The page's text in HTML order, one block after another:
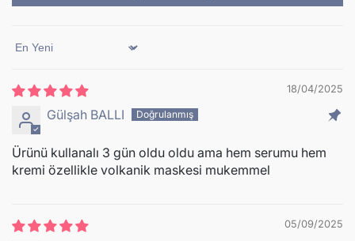
Sort By
18/04/2025
Gülşah BALLI
Ürünü kullanalı 3 gün oldu oldu ama hem serumu hem
kremi özellikle volkanik maskesi mukemmel
05/09/2025